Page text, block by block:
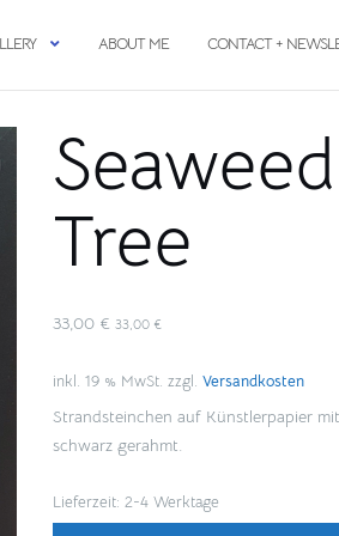
ABOUT ME CONTACT +
Seaweed
Tree
33,00 € 33,00 €
inkl. 19 % MwSt. zzgl. Versandkosten
Strandsteinchen auf Künstlerpapier
schwarz gerahmt.
Lieferzeit: 2-4 Werktage